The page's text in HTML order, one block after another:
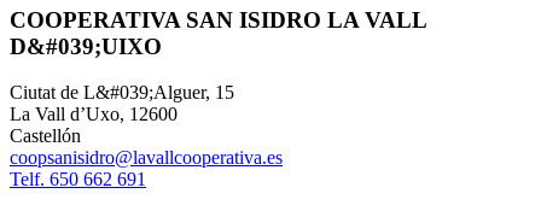
COOPERATIVA SAN ISIDRO LA VALL
D&#039;UIXO
Ciutat de L&#039;Alguer, 15
La Vall d’Uxo, 12600
Castellón
coopsanisidro@lavallcooperativa.es
Telf. 650 662 691